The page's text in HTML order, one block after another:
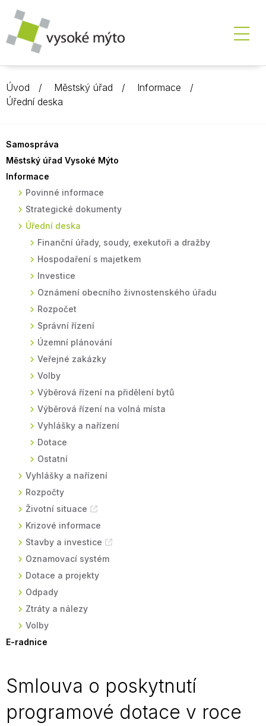
Úvod Městský úřad
Informace
Úřední deska
Samospráva
Městský úřad Vysoké Mýto
Informace
Povinné informace
Strategické dokumenty
Úřední deska
Finanční úřady, soudy, exekutoři a dražby
Hospodaření s majetkem
Investice
Oznámení obecního živnostenského úřadu
Rozpočet
Správní řízení
Územní plánování
Veřejné zakázky
Volby
Výběrová řízení na přidělení bytů
Výběrová řízení na volná místa
Vyhlášky a nařízení
Dotace
Ostatní
Vyhlášky a nařízení
Rozpočty
Životní situace
Krizové informace
Stavby a investice
Oznamovací systém
Dotace a projekty
Odpady
Ztráty a nálezy
Volby
E-radnice
Smlouva o poskytnutí
programové dotace v roce